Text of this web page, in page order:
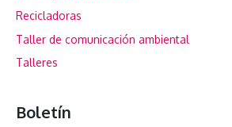
Recicladoras
Taller de comunicación ambiental
Talleres
Boletín